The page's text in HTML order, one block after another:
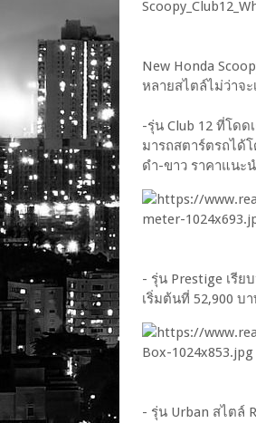
New Honda
หลายสไตล์ไม่ว่าจะ
-รุ่น Club 12 ที่โด
มารถสตาร์ตรถได้
ดำ-ขาว ราคาแนะ
- รุ่น Prestige เรี
เริ่มต้นที่ 52,900 บ
- รุ่น Urban สไตล์